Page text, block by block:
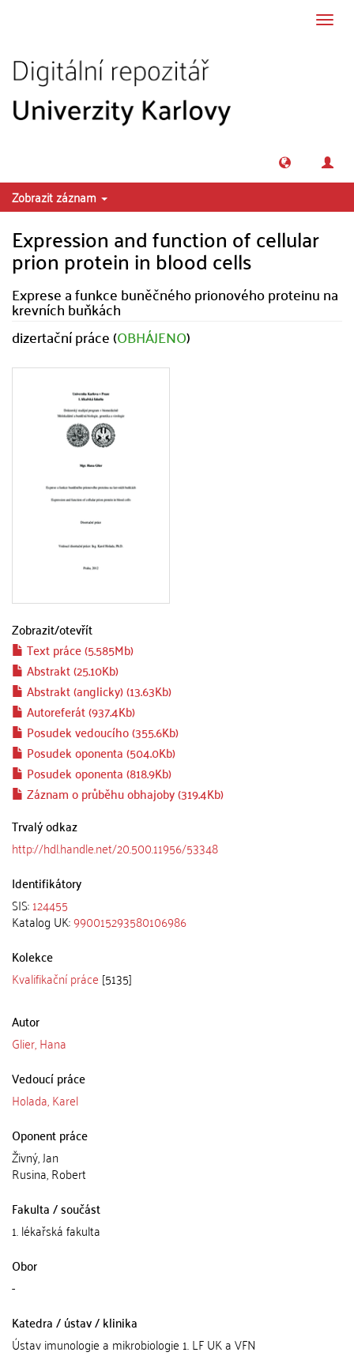
Zobrazit záznam
Expression and function of cellular
prion protein in blood cells
Exprese a funkce buněčného prionového proteinu na
krevních buňkách
dizertační práce (OBHÁJENO)
Zobrazit/otevřít
Text práce (5.585Mb)
Abstrakt (25.10Kb)
Abstrakt (anglicky) (13.63Kb)
Autoreferát (937.4Kb)
Posudek vedoucího (355.6Kb)
Posudek oponenta (504.0Kb)
Posudek oponenta (818.9Kb)
Záznam o průběhu obhajoby (319.4Kb)
Trvalý odkaz
http://hdl.handle.net/20.500.11956/53348
Identifikátory
SIS:124455
Katalog UK:990015293580106986
Kolekce
Kvalifikační práce [5135]
Autor
Glier, Hana
Vedoucí práce
Holada, Karel
Oponent práce
Živný, Jan
Rusina, Robert
Fakulta / součást
1. lékařská fakulta
Obor
-
Katedra / ústav / klinika
Ústav imunologie a mikrobiologie 1. LF UK a VFN